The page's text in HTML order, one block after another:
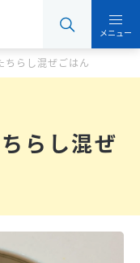
メニュー
ちらし混ぜごはん
らし混ぜ